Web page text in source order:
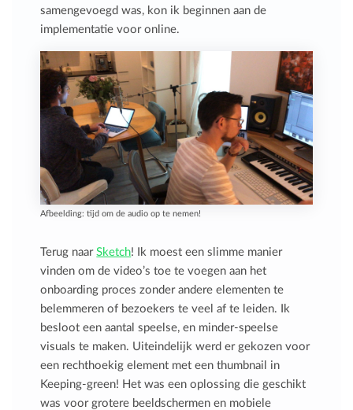
samengevoegd was, kon ik beginnen aan de
implementatie voor online.
Afbeelding: tijd om de audio op te nemen!
Terug naarSketch! Ik moest een slimme manier
vinden om de video’s toe te voegen aan het
onboarding proces zonder andere elementen te
belemmeren of bezoekers te veel af te leiden. Ik
besloot een aantal speelse, en minder-speelse
visuals te maken. Uiteindelijk werd er gekozen voor
een rechthoekig element met een thumbnail in
Keeping-green! Het was een oplossing die geschikt
was voor grotere beeldschermen en mobiele